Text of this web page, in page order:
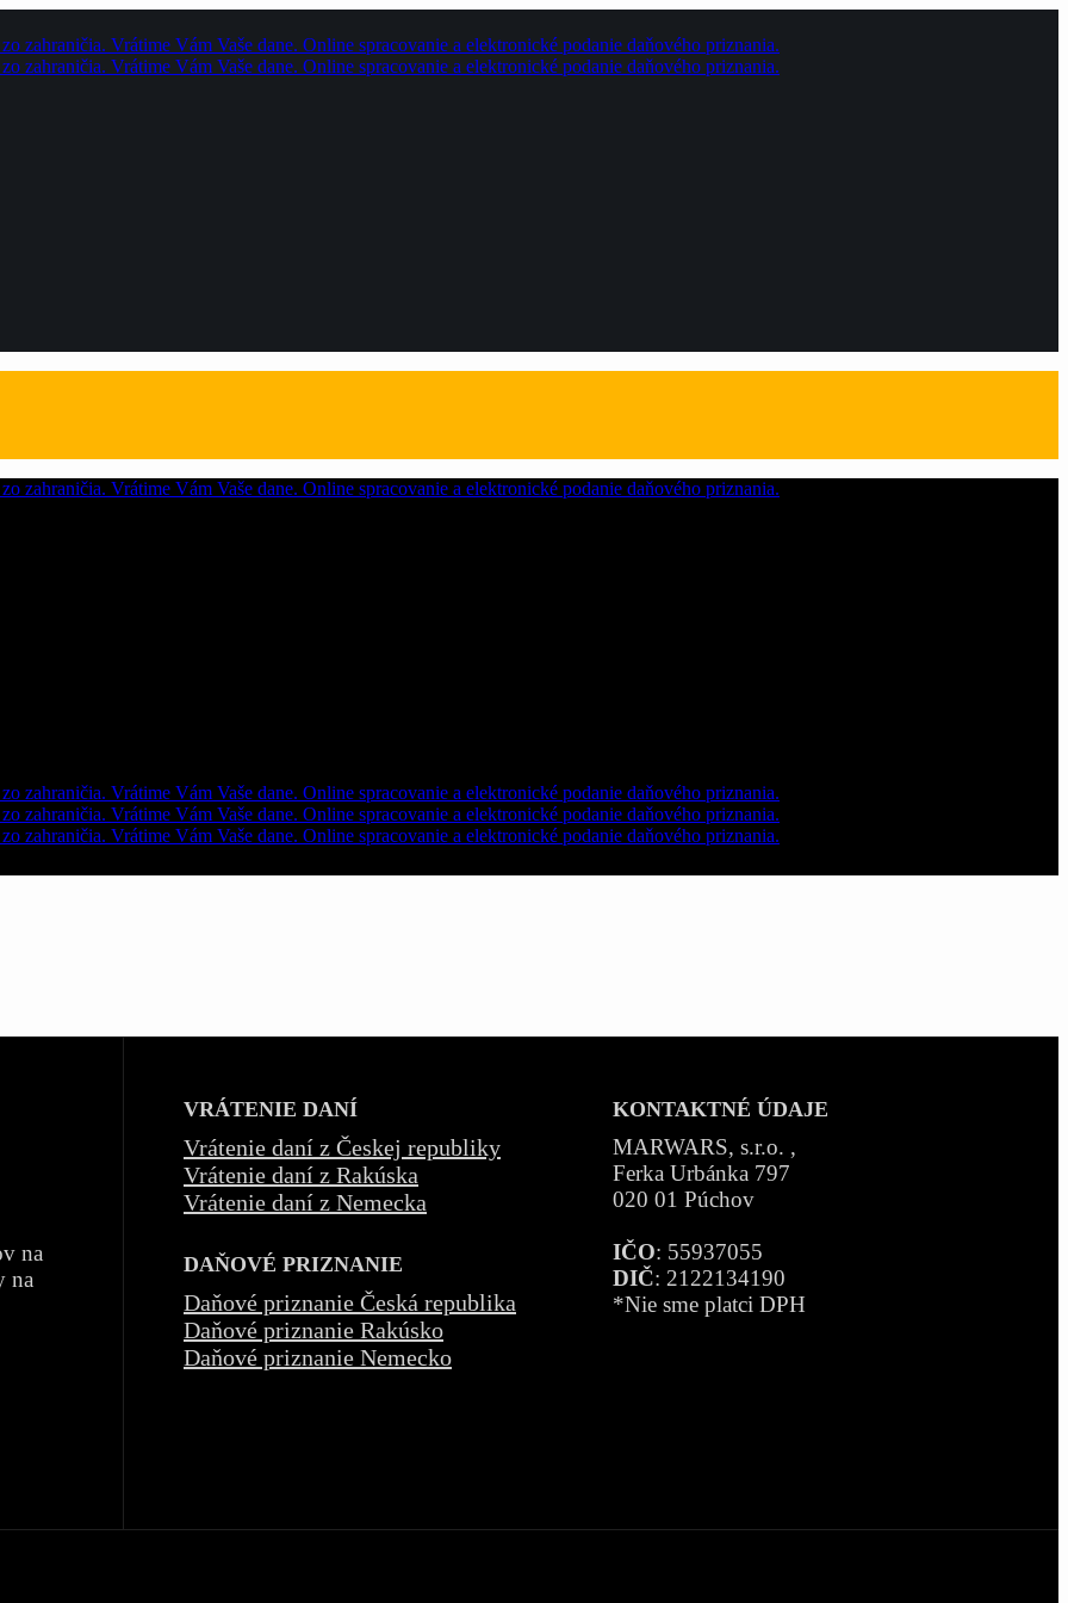
na
na
VRÁTENIE DANÍ
Vrátenie daní z Českej republiky
Vrátenie daní z Rakúska
Vrátenie daní z Nemecka
DAŇOVÉ PRIZNANIE
Daňové priznanie Česká republika
Daňové priznanie Rakúsko
Daňové priznanie Nemecko
KONTAKTNÉ ÚDAJE
MARWARS, s.r.o. ,
Ferka Urbánka 797
020 01 Púchov
IČO: 55937055
DIČ: 2122134190
*Nie sme platci DPH